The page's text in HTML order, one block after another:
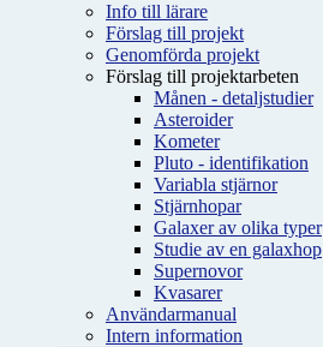
Info till lärare
Förslag till projekt
Genomförda projekt
Förslag till projektarbeten
Månen - detaljstudier
Asteroider
Kometer
Pluto - identifikation
Variabla stjärnor
Stjärnhopar
Galaxer av olika typer
Studie av en galaxhop
Supernovor
Kvasarer
Användarmanual
Intern information